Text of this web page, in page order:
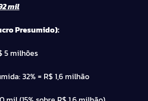
mil
Presumido):
5 milhões
32% = R$ 1,6 milhão